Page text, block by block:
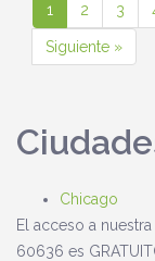
1 2 3
Siguiente »
Chicago
El acceso a
60636 es